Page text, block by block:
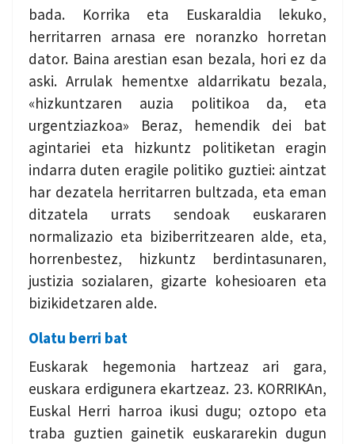
bada. Korrika eta Euskaraldia lekuko,
herritarren arnasa ere noranzko horretan
dator. Baina arestian esan bezala, hori ez da
aski. Arrulak hementxe aldarrikatu bezala,
«hizkuntzaren auzia politikoa da, eta
urgentziazkoa» Beraz, hemendik dei bat
agintariei eta hizkuntz politiketan eragin
indarra duten eragile politiko guztiei: aintzat
har dezatela herritarren bultzada, eta eman
ditzatela urrats sendoak euskararen
normalizazio eta biziberritzearen alde, eta,
horrenbestez, hizkuntz berdintasunaren,
justizia sozialaren, gizarte kohesioaren eta
bizikidetzaren alde.
Olatu berri bat
Euskarak hegemonia hartzeaz ari gara,
euskara erdigunera ekartzeaz. 23. KORRIKAn,
Euskal Herri harroa ikusi dugu; oztopo eta
traba guztien gainetik euskararekin dugun